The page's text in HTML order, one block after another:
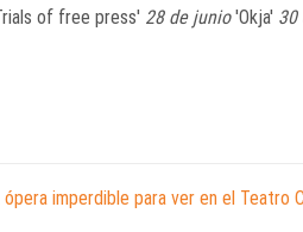
of free press' 28 de junio'Okja' 30
ópera imperdible para ver en el Teatro